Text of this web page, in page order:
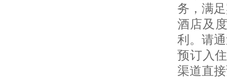
务，满
酒店及
利。请
预订入
渠道直